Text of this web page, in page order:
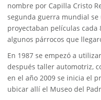
nombre por Capilla Cristo
segunda guerra mundial
proyectaban películas
algunos párrocos que
En 1987 se empezó a
después taller automotriz,
en el año 2009 se inicia el
ubicar allí el Museo del